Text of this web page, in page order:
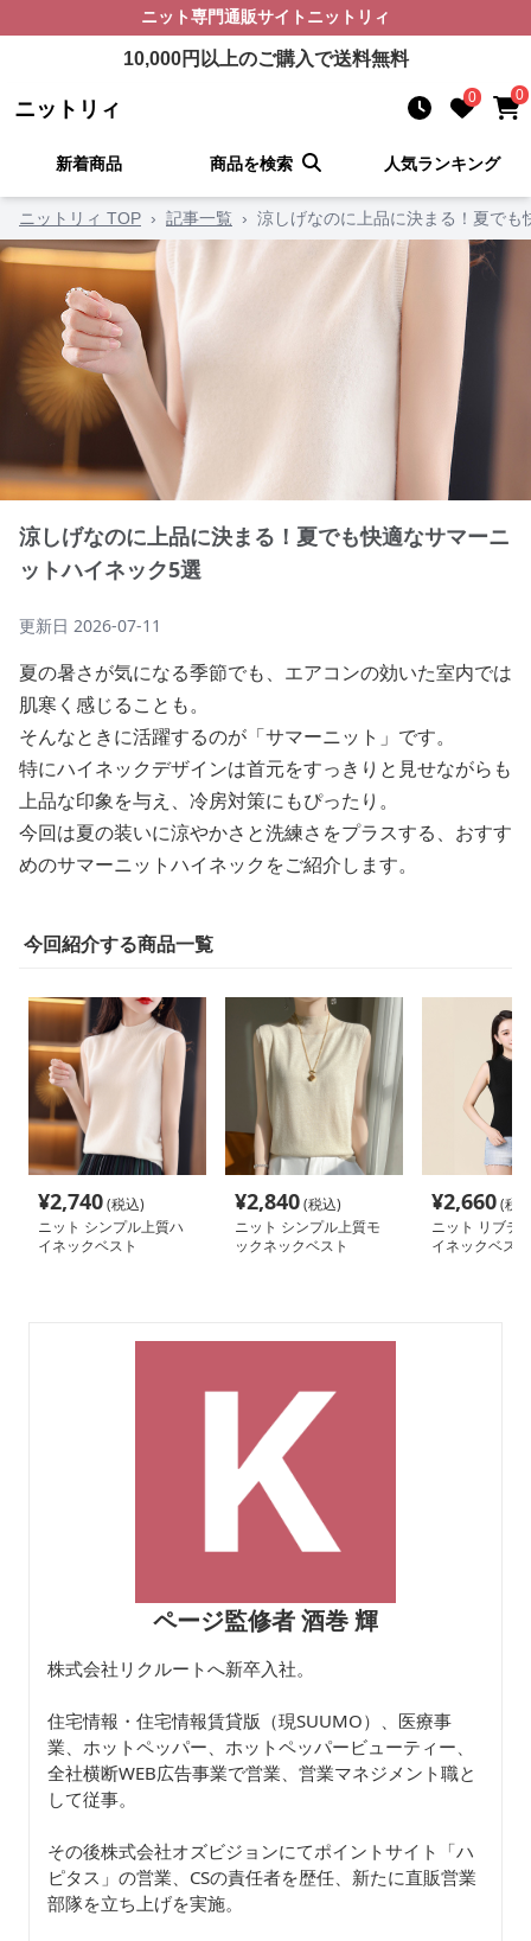
ニット専門通販サイト ニットリィ
10,000円以上のご購入で送料無料
ニットリィ 0 0
新着商品 商品を検索 人気ランキング
ニットリィ TOP › 記事一覧 › 涼しげなのに上品に決まる！夏で
涼しげなのに上品に決まる！夏でも快適なサマーニ
ットハイネック5選
更新日 2026-07-11
夏の暑さが気になる季節でも、エアコンの効いた室内では
肌寒く感じることも。
そんなときに活躍するのが「サマーニット」です。
特にハイネックデザインは首元をすっきりと見せながらも
上品な印象を与え、冷房対策にもぴったり。
今回は夏の装いに涼やかさと洗練さをプラスする、おすす
めのサマーニットハイネックをご紹介します。
今回紹介する商品一覧
¥2,740(税込)
ニット シンプル上質ハ
イネックベスト
¥2,840(税込)
ニット シンプル上質モ
ックネックベスト
¥2,660(税
ニット リブデ
イネックベスト
ページ監修者 酒巻 輝
株式会社リクルートへ新卒入社。
住宅情報・住宅情報賃貸版（現SUUMO）、医療事
業、ホットペッパー、ホットペッパービューティー、
全社横断WEB広告事業で営業、営業マネジメント職と
して従事。
その後株式会社オズビジョンにてポイントサイト「ハ
ピタス」の営業、CSの責任者を歴任、新たに直販営業
部隊を立ち上げを実施。